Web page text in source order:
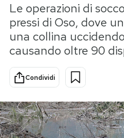
Tecnologia
Internet
Scienza
Cultura
Economia
Le operazioni di
pressi di Oso, dove
una collina
causando oltre 90
Condividi